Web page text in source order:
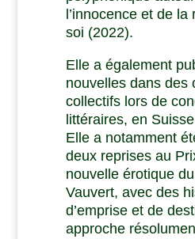
l’innocence et de la
soi (2022).
Elle a également
nouvelles dans des
collectifs lors de
littéraires, en
Elle a notamment
deux reprises au
nouvelle érotique
Vauvert, avec des
d’emprise et de
approche